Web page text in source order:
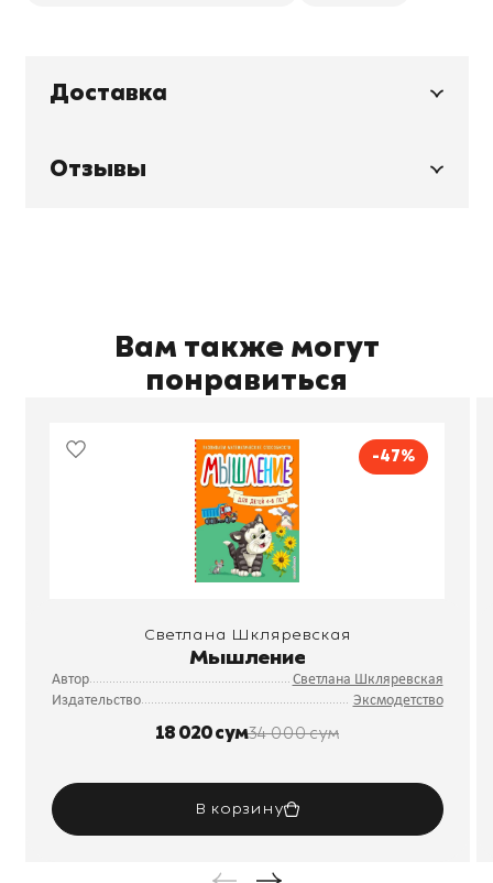
Доставка
Отзывы
Вам также могут
понравиться
-47%
Светлана Шкляревская
Мышление
Автор
Светлана Шкляревская
Издательство
Эксмодетство
18 020 сум34 000 сум
В корзину